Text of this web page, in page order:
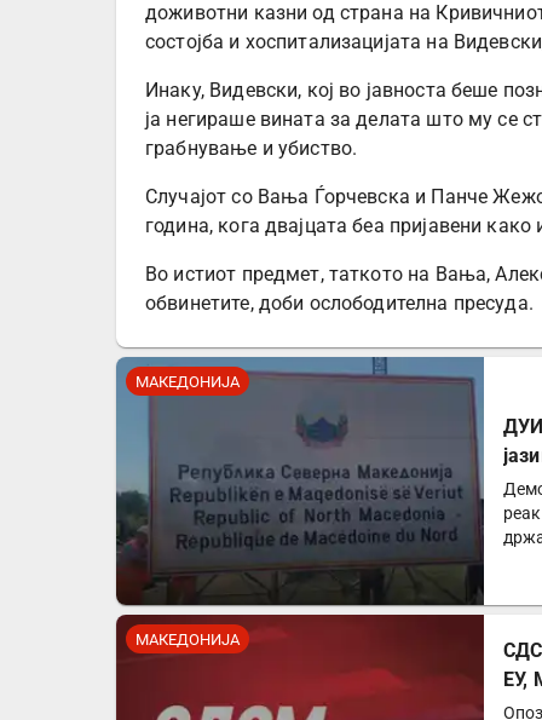
доживотни казни од страна на
состојба и хоспитализацијата на
Инаку, Видевски, кој во јавноста беше
ја негираше вината за делата што му се
грабнување и убиство.
Случајот со Вања Ѓорчевска и Панче
година, кога двајцата беа пријавени
Во истиот предмет, таткото на Вања,
обвинетите, доби ослободителна пресуда.
МАКЕДОНИЈА
ДУИ
МАКЕДОНИЈА
ЕУ,